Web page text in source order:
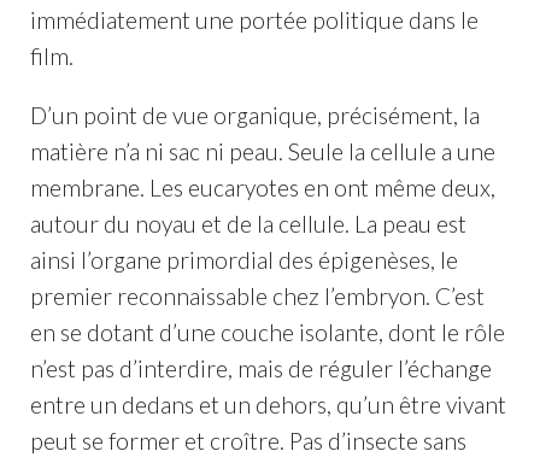
immédiatement une portée politique dans le
film.
D’un point de vue organique, précisément, la
matière n’a ni sac ni peau. Seule la cellule a une
membrane. Les eucaryotes en ont même deux,
autour du noyau et de la cellule. La peau est
ainsi l’organe primordial des épigenèses, le
premier reconnaissable chez l’embryon. C’est
en se dotant d’une couche isolante, dont le rôle
n’est pas d’interdire, mais de réguler l’échange
entre un dedans et un dehors, qu’un être vivant
peut se former et croître. Pas d’insecte sans